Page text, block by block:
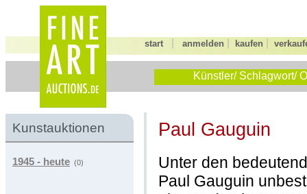
start anmelden kaufen
Künstler/ Schlagwort/
Kunstauktionen
1945 - heute (0)
Paul Gauguin
Unter den
Paul Gauguin